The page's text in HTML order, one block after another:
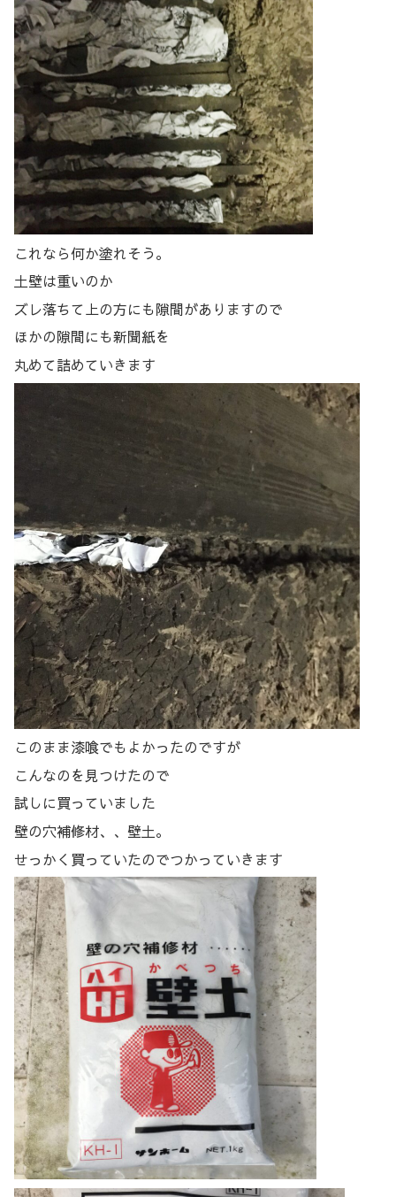
これなら何か塗れそう。
土壁は重いのか
ズレ落ちて上の方にも隙間がありますので
ほかの隙間にも新聞紙を
丸めて詰めていきます
このまま漆喰でもよかったのですが
こんなのを見つけたので
試しに買っていました
壁の穴補修材、、壁土。
せっかく買っていたのでつかっていきます